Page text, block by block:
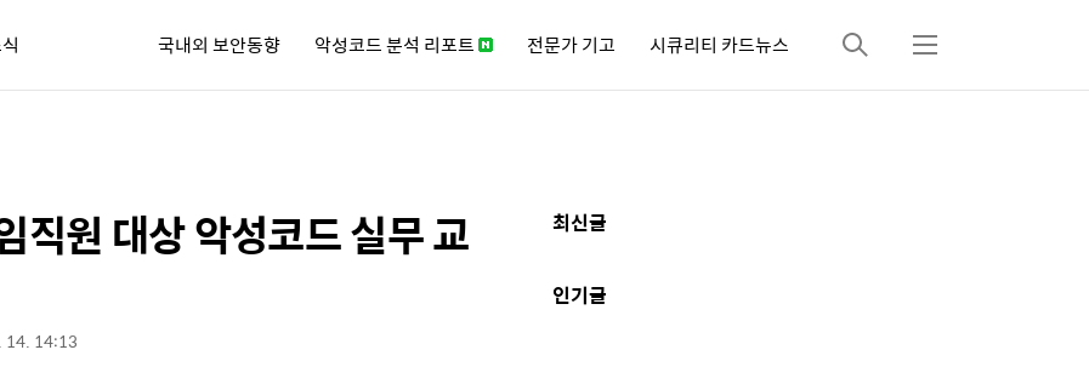
국내외 보안동향 악성코드 분석 리포트 전문가 기고 시큐리티 카드뉴스
검
메
직원 대상 악성코드 실무 교
14. 14:13
추
정
최신글
인기글